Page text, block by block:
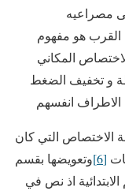
مصراعيه
القرب هو مفهوم
المكاني
و تخفيف الضغط
الاطراف انفسهم
الاختصاص التي كان
[6]
وتعويضها بقسم
اذ نص في